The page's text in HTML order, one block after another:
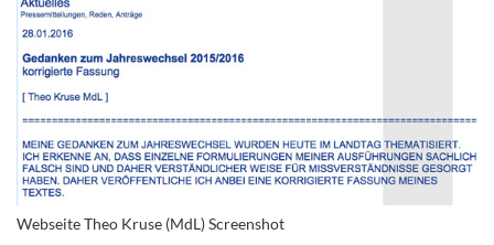
Webseite Theo Kruse (MdL) Screenshot